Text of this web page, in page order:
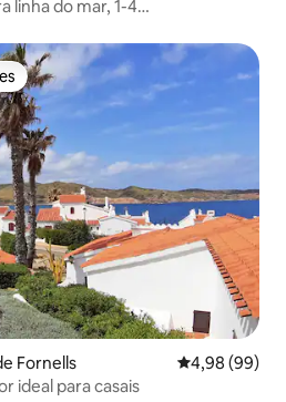
linha do mar, 1-4
dos hóspedes
Fornells 4,98 de uma
4,98 (99)
ideal para casais